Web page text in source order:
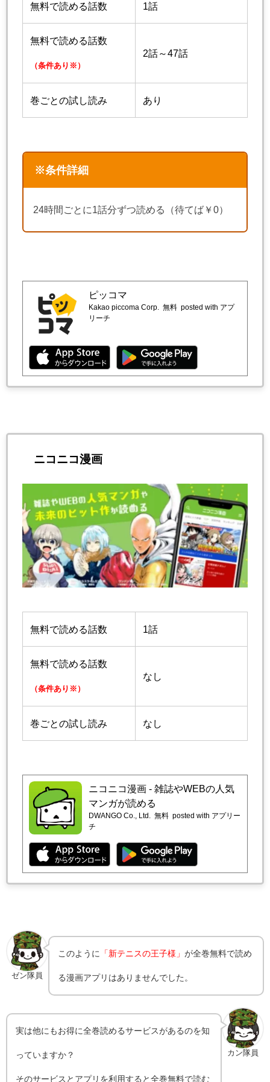
無料で読める話数 1話
無料で読める話数
（条件あり※）
2話～47話
巻ごとの試し読み あり
※条件詳細
24時間ごとに1話分ずつ読める（待てば￥0）
ピッコマ
Kakao piccoma Corp. 無料 posted with アプ
リーチ
ニコニコ漫画
無料で読める話数 1話
無料で読める話数
（条件あり※）
なし
巻ごとの試し読み なし
ニコニコ漫画 - 雑誌やWEBの人気
マンガが読める
DWANGO Co., Ltd. 無料 posted with アプリー
チ
ゼン隊員
このように 「新テニスの王子様」が全巻無料で読め
る漫画アプリはありませんでした。
カン隊員
実は他にもお得に全巻読めるサービスがあるのを知
っていますか？
そのサービスとアプリを利用すると全巻無料で読む